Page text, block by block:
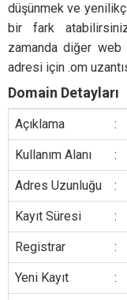
düşünmek ve
bir fark
zamanda diğer web
adresi için .om
Domain Detayları
Açıklama :
Kullanım Alanı :
Adres Uzunluğu :
Kayıt Süresi :
Registrar :
Yeni Kayıt :